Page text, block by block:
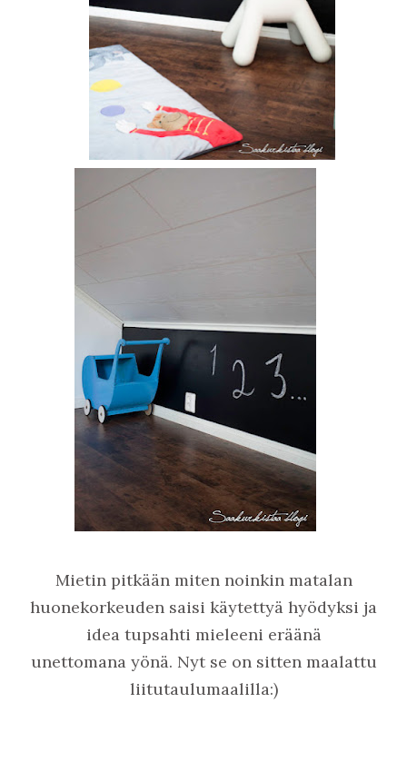
Mietin pitkään miten noinkin matalan
huonekorkeuden saisi käytettyä hyödyksi ja
idea tupsahti mieleeni eräänä
unettomana yönä. Nyt se on sitten maalattu
liitutaulumaalilla:)